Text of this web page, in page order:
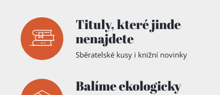
Tituly,které jinde
nenajdete
Sběratelské kusy i knižní novinky
Balíme ekologicky
Přidáno do košíku!